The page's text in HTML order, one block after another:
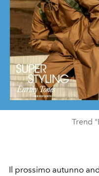
Trend
Il prossimo autunno